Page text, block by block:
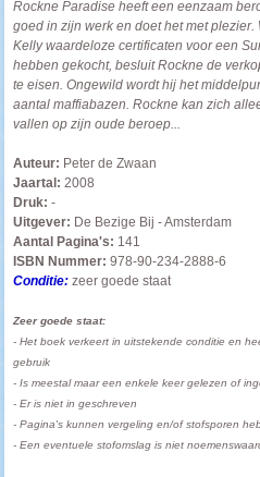
Rockne Paradise heeft een eenzaam
goed in zijn werk en doet het met
Kelly waardeloze certificaten voor een
hebben gekocht, besluit Rockne de
te eisen. Ongewild wordt hij het
aantal maffiabazen. Rockne kan zich
vallen op zijn oude beroep...
Auteur: Peter de Zwaan
Jaartal: 2008
Druk: -
Uitgever: De Bezige Bij - Amsterdam
Aantal Pagina's: 141
ISBN Nummer: 978-90-234-2888-6
Conditie: zeer goede staat
Zeer goede staat:
-Het boek verkeert in uitstekende conditie en
gebruik
- Is meestal maar een enkele keer gelezen of
- Er is niet in geschreven
- Pagina's kunnen vergeling en/of stofsporen
- Een eventuele stofomslag is niet